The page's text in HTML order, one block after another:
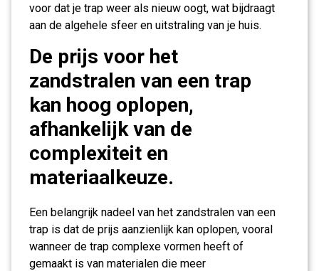
voor dat je trap weer als nieuw oogt, wat bijdraagt
aan de algehele sfeer en uitstraling van je huis.
De prijs voor het
zandstralen van een trap
kan hoog oplopen,
afhankelijk van de
complexiteit en
materiaalkeuze.
Een belangrijk nadeel van het zandstralen van een
trap is dat de prijs aanzienlijk kan oplopen, vooral
wanneer de trap complexe vormen heeft of
gemaakt is van materialen die meer